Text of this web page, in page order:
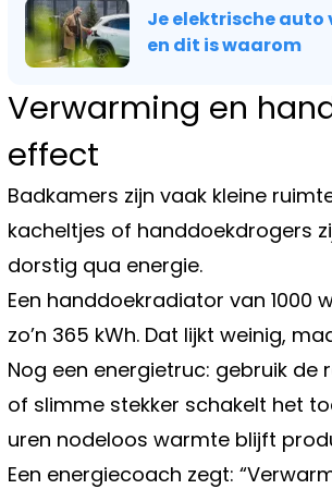
Je elektrische auto
en dit is waarom
Verwarming en
effect
Badkamers zijn vaak kleine
kacheltjes of handdoekdrogers
dorstig qua energie.
Een handdoekradiator van 1000
zo’n 365 kWh. Dat lijkt weinig,
Nog een energietruc: gebruik de
of slimme stekker schakelt het
uren nodeloos warmte blijft
Een energiecoach zegt: